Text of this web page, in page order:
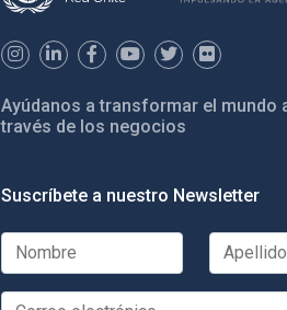
Ayúdanos a transformar el mundo
través de los negocios
Suscríbete a nuestro Newsletter